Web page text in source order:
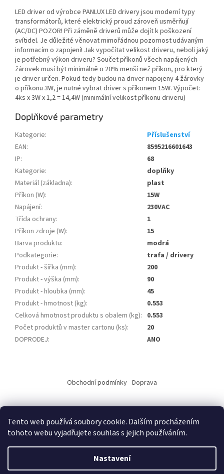
Tento web používá soubory cookie. Dalším procházením
tohoto webu vyjadřujete souhlas s jejich používáním.
Nastavení
LED driver od výrobce PANLUX LED drivery jsou moderní typy
transformátorů, které elektrický proud zároveň usměrňují
(AC/DC) POZOR! Při záměně driverů může dojít k poškození
svítidel. Je důležité věnovat mimořádnou pozornost udávaným
informacím o zapojení! Jak vypočítat velikost driveru, neboli jaký
je potřebný výkon driveru? Součet příkonů všech napájených
žárovek musí být minimálně o 20% menší než příkon, pro který
je driver určen. Pokud tedy budou na driver napojeny 4 žárovky
o příkonu 3W, je nutné vybrat driver s příkonem 15W. Výpočet:
4ks x 3W x 1,2 = 14,4W (minimální velikost příkonu driveru)
Doplňkové parametry
Kategorie:
Příslušenství
EAN:
8595216601643
IP:
68
Kategorie:
doplňky
Materiál (základna):
plast
Příkon (W):
15W
Napájení:
230VAC
Třída ochrany:
1
Příkon zdroje (W):
15
Barva produktu:
modrá
Podkategorie:
trafa / drivery
Produkt - šířka (mm):
200
Produkt - výška (mm):
90
Produkt - hloubka (mm):
45
Produkt - hmotnost (kg):
0.553
Celková hmotnost produktu s obalem (kg): 0.553
Počet produktů v master cartonu (ks):
20
DOPRODEJ: ANO
a
t
Obchodní podmínky Doprava
Vytvořil Shoptet
ALKO elektro s.r.o.. Všechna práva vyhrazena.